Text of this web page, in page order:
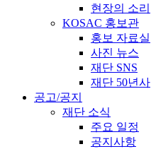
현장의 소리
KOSAC 홍보관
홍보 자료실
사진 뉴스
재단 SNS
재단 50년사
공고/공지
재단 소식
주요 일정
공지사항